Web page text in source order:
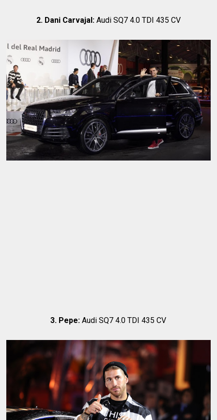
2. Dani Carvajal:Audi SQ7 4.0 TDI 435 CV
3. Pepe:Audi SQ7 4.0 TDI 435 CV